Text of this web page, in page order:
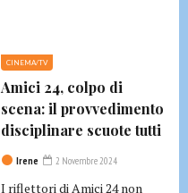
CINEMA/TV
Amici 24, colpo di
scena: il provvedimento
disciplinare scuote tutti
Irene 2 Novembre 2024
I riflettori di Amici 24 non